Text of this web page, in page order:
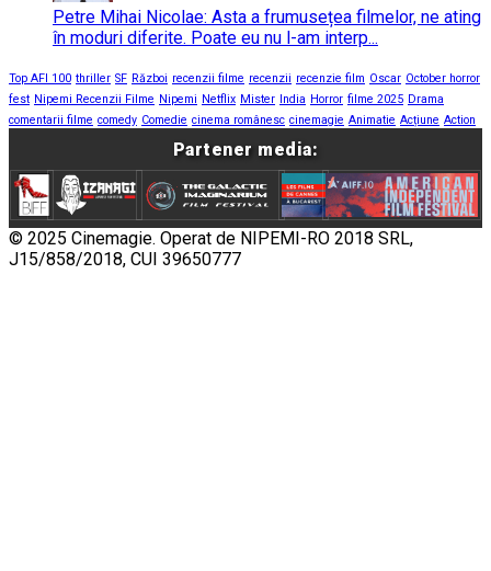
Petre Mihai Nicolae: Asta a frumusețea filmelor, ne ating
în moduri diferite. Poate eu nu l-am interp...
Top AFI 100 thriller SF Război recenzii filme recenzii recenzie film Oscar October horror
fest Nipemi Recenzii Filme Nipemi Netflix Mister India Horror filme 2025 Drama
comentarii filme comedy Comedie cinema românesc cinemagie Animatie Acțiune Action
Partener media:
© 2025 Cinemagie. Operat de NIPEMI-RO 2018 SRL,
J15/858/2018, CUI 39650777